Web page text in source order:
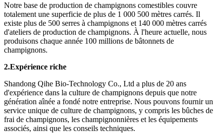
Notre base de production de champignons comestibles couvre
totalement une superficie de plus de 1 000 500 mètres carrés. Il
existe plus de 500 serres à champignons et 140 000 mètres carrés
d'ateliers de production de champignons. À l'heure actuelle, nous
produisons chaque année 100 millions de bâtonnets de
champignons.
2.Expérience riche
Shandong Qihe Bio-Technology Co., Ltd a plus de 20 ans
d'expérience dans la culture de champignons depuis que notre
génération aînée a fondé notre entreprise. Nous pouvons fournir un
service unique de culture de champignons, y compris les bûches de
frai de champignons, les champignonnières et les équipements
associés, ainsi que les conseils techniques.